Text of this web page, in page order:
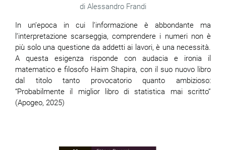
Alessandro Frandi
In un’epoca in cui l’informazione è abbondante ma
l’interpretazione scarseggia, comprendere i numeri non è
più solo una questione da addetti ai lavori, è una necessità.
A questa esigenza risponde con audacia e ironia il
matematico e filosofo Haim Shapira, con il suo nuovo libro
dal titolo tanto provocatorio quanto ambizioso:
“Probabilmente il miglior libro di statistica mai scritto”
(Apogeo, 2025)